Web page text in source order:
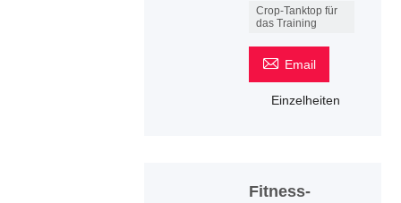
Crop-Tanktop für
das Training
 Email
Einzelheiten
Fitness-